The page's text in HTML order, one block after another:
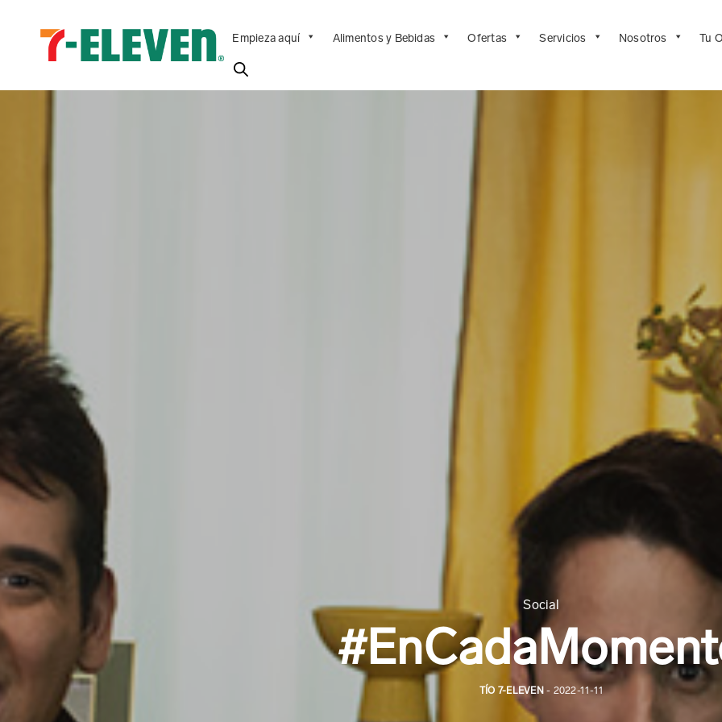
Empieza aquí Alimentos y Bebidas Ofertas Servicios Nosotros Tu
Social
TÍO 7-ELEVEN- 2022-11-11